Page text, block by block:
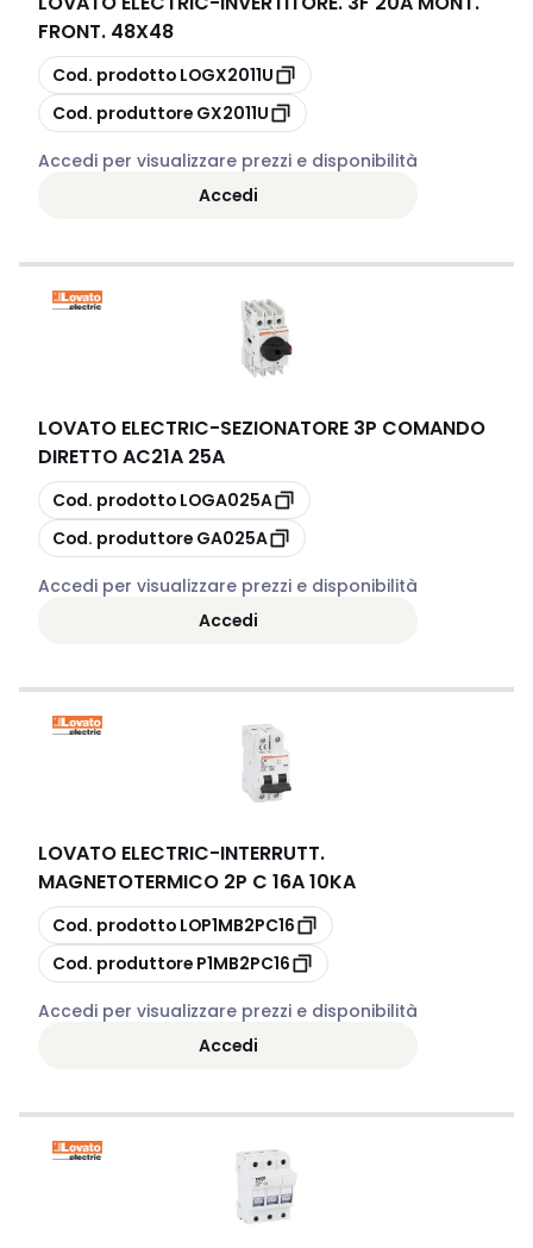
FRONT. 48X48
copia
Cod. prodotto LOGX2011U
copia
Cod. produttore GX2011U
Accedi per visualizzare prezzi e disponibilità
Accedi
LOVATO ELECTRIC-SEZIONATORE 3P COMANDO
DIRETTO AC21A 25A
copia
Cod. prodotto LOGA025A
copia
Cod. produttore GA025A
Accedi per visualizzare prezzi e disponibilità
Accedi
LOVATO ELECTRIC-INTERRUTT.
MAGNETOTERMICO 2P C 16A 10KA
copia
Cod. prodotto LOP1MB2PC16
copia
Cod. produttore P1MB2PC16
Accedi per visualizzare prezzi e disponibilità
Accedi